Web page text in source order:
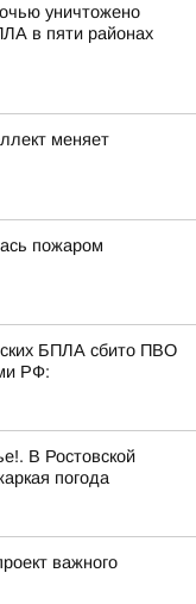
уничтожено
в пяти районах
меняет
пожаром
БПЛА сбито ПВО
РФ:
В Ростовской
погода
важного